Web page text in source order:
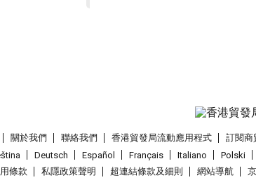
關於我們 聯絡我們 香港貿發局流動應用程式 訂閱商
Deutsch Español Français Italiano Polski
條款
私隱政策聲明 超連結條款及細則 網站導航